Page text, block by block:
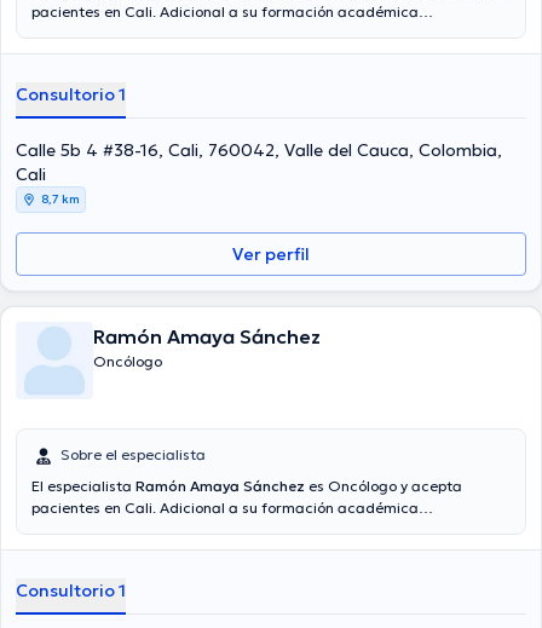
pacientes en Cali. Adicional a su formación académica
especialidad. El Dr. posee años de experiencia laboral en su área de
de diversas asociaciones médicas. Alejandro Hijuelos Reyes ha
contribuido en considerables conferencias con miras a tener una
formación continua en su ámbito de especialización y ha difundido
diferentes publicaciones. Cabe destacar que, el doctor puede
hablar en Español.
Consultorio 1
Calle 5b 4 #38-16, Cali, 760042, Valle del Cauca, Colombia,
Cali
8,7 km
Ver perfil
Ramón Amaya Sánchez
Oncólogo
Sobre el especialista
El especialista Ramón Amaya Sánchez es Oncólogo y acepta
pacientes en Cali. Adicional a su formación académica
especialidad. El Dr. tiene numerosos años de experiencia laboral en
miembro de diversas asociaciones médicas. Ramón Amaya
Sánchez ha contribuido en diversas conferencias con el ideal de
Consultorio 1